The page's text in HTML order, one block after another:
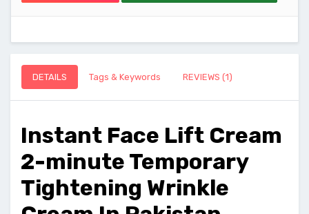
DETAILS Tags & Keywords REVIEWS (1)
Instant Face Lift Cream
2-minute Temporary
Tightening Wrinkle